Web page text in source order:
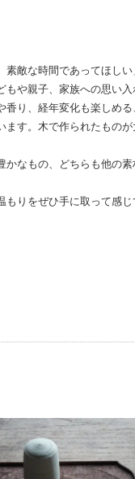
素敵な時間であってほし
や親子、家族への思い
り、経年変化も楽しめ
ます。木で作られたもの
なもの、どちらも他の
りをぜひ手に取って感